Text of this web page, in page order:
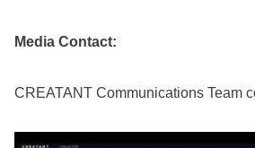
Media Contact:
CREATANT Communications Team